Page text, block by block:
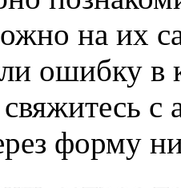
на их
ошибку в
свяжитесь
форму